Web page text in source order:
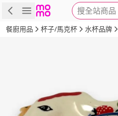
搜全站商品
商品 評價 詳情
餐廚用品 杯子/馬克杯 水杯品牌